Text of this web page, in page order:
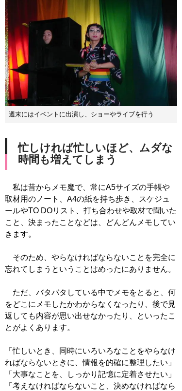
週末にはイベントに出演し、ショーやライブを行う
忙しければ忙しいほど、ムダな
時間も増えてしまう
私は昔からメモ魔で、常にA5サイズの手帳や
取材用のノート、A4の紙を持ち歩き、スケジュ
ールやTO DOリスト、打ち合わせや取材で聞いた
こと、決まったことなどは、どんどんメモしてい
きます。
そのため、やらなければならないことを完全に
忘れてしまうということはめったにありません。
ただ、バタバタしている中でメモをとると、何
をどこにメモしたかわからなくなったり、後で見
返しても内容が思い出せなかったり、といったこ
とがよくあります。
「忙しいとき、同時にいろいろなことをやらなけ
ればならないときに、情報を的確に整理したい」
「大事なことを、しっかり記憶に定着させたい」
「考えなければならないこと、決めなければなら